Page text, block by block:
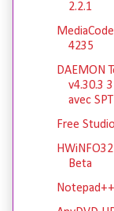
2.2.1
4235
DAEMON
v4.30.3
avec
Free
Beta